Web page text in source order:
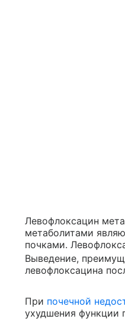
Левофлоксацин
метаболитами
почками.
Выведение,
левофлоксацина
При почечной
ухудшения функции